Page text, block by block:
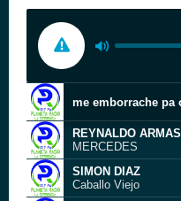
REYNALDO ARMAS
MERCEDES
SIMON DIAZ
Caballo Viejo